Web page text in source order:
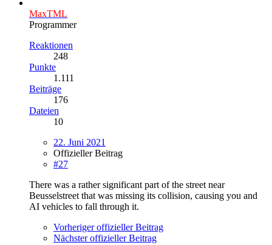
MaxTML
Programmer
Reaktionen
248
Punkte
1.111
Beiträge
176
Dateien
10
22. Juni 2021
Offizieller Beitrag
#27
There was a rather significant part of the street near
Beusselstreet that was missing its collision, causing you and
AI vehicles to fall through it.
Vorheriger offizieller Beitrag
Nächster offizieller Beitrag